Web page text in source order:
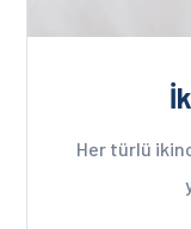
Her türlü